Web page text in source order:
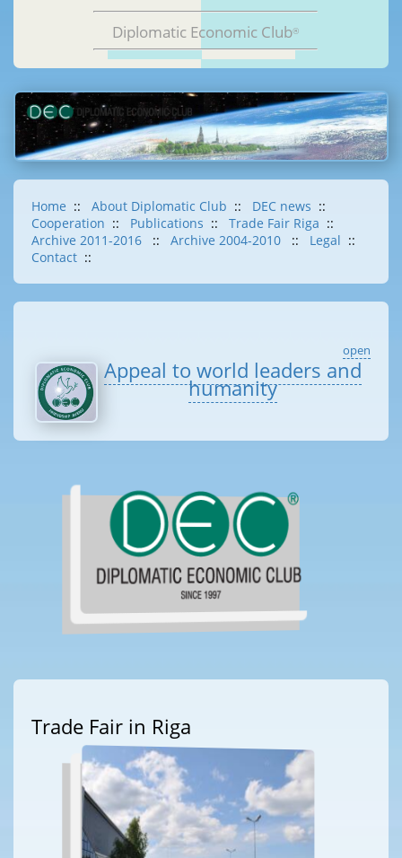
Diplomatic Economic Club®
Home :: About Diplomatic Club :: DEC news ::
Cooperation :: Publications :: Trade Fair Riga ::
Archive 2011-2016
:: Archive 2004-2010 :: Legal ::
Contact ::
open
Appeal to world leaders and
humanity
Trade Fair in Riga